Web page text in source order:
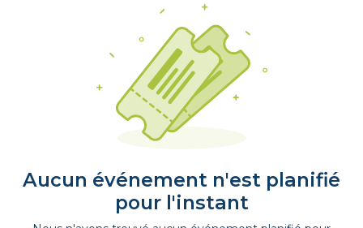
Aucun événement n'est planifié
pour l'instant